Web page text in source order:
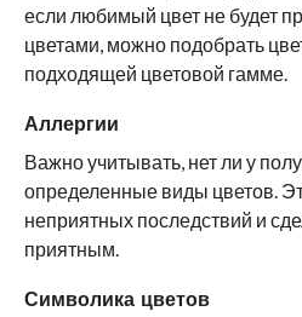
если любимый цвет не будет
цветами, можно подобрать
подходящей цветовой гамме.
Аллергии
Важно учитывать, нет ли у
определенные виды цветов.
неприятных последствий и
приятным.
Символика цветов